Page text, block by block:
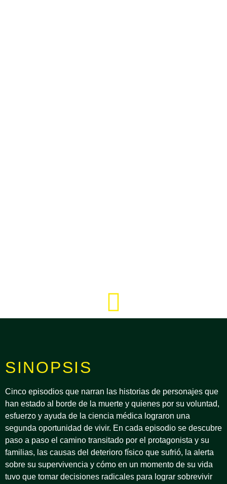
SINOPSIS
Cinco episodios que narran las historias de personajes que
han estado al borde de la muerte y quienes por su voluntad,
esfuerzo y ayuda de la ciencia médica lograron una
segunda oportunidad de vivir. En cada episodio se descubre
paso a paso el camino transitado por el protagonista y su
familias, las causas del deterioro físico que sufrió, la alerta
sobre su supervivencia y cómo en un momento de su vida
tuvo que tomar decisiones radicales para lograr sobrevivir